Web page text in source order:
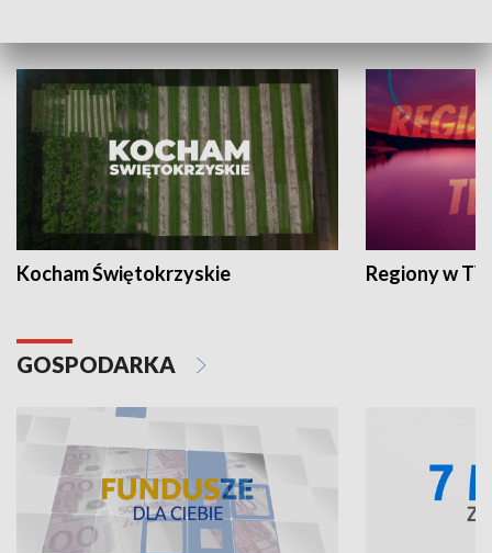
Kocham Świętokrzyskie Regiony w
GOSPODARKA